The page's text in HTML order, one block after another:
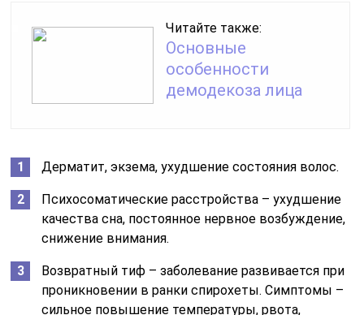
Читайте также:
Основные
особенности
демодекоза лица
Дерматит, экзема, ухудшение состояния волос.
Психосоматические расстройства – ухудшение
качества сна, постоянное нервное возбуждение,
снижение внимания.
Возвратный тиф – заболевание развивается при
проникновении в ранки спирохеты. Симптомы –
сильное повышение температуры, рвота,